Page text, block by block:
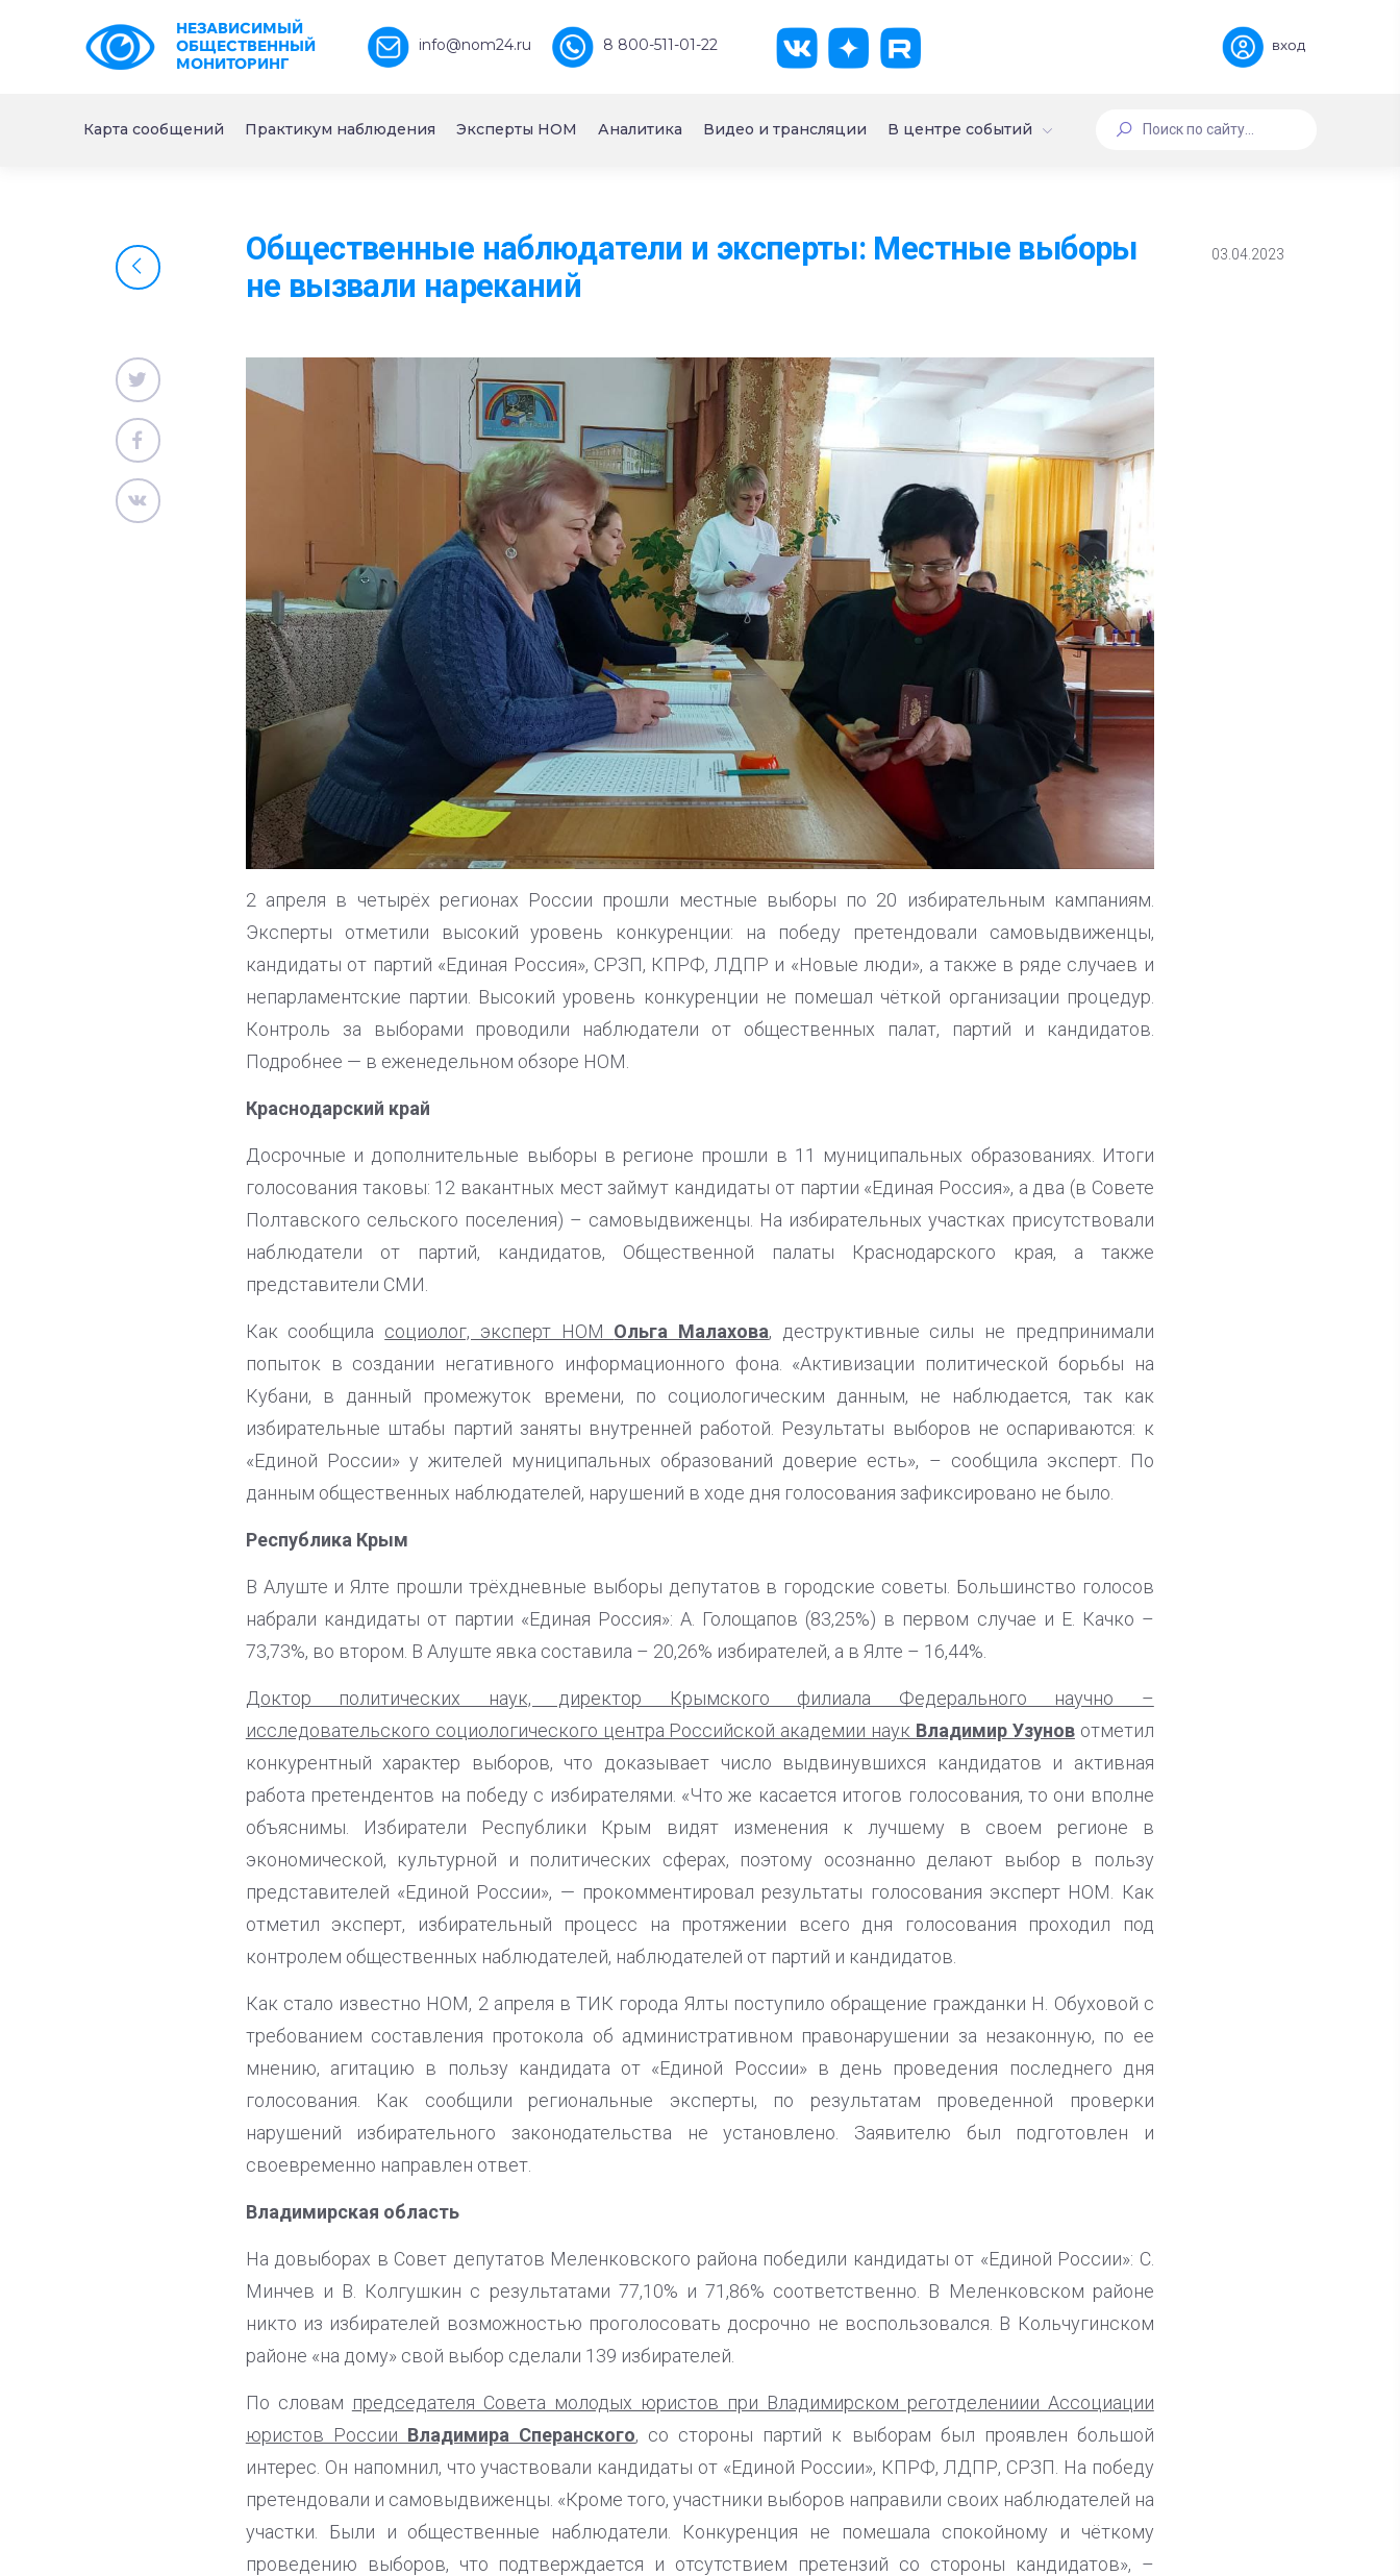
НЕЗАВИСИМЫЙ
ОБЩЕСТВЕННЫЙ
МОНИТОРИНГ
info@nom24.ru 8 800-511-01-22 вход
Карта сообщений Практикум наблюдения Эксперты НОМ Аналитика Видео и трансляции В центре событий
Общественные наблюдатели и эксперты: Местные выборы
не вызвали нареканий
03.04.2023
2 апреля в четырёх регионах России прошли местные выборы по 20 избирательным кампаниям.
Эксперты отметили высокий уровень конкуренции: на победу претендовали самовыдвиженцы,
кандидаты от партий «Единая Россия», СРЗП, КПРФ, ЛДПР и «Новые люди», а также в ряде случаев и
непарламентские партии. Высокий уровень конкуренции не помешал чёткой организации процедур.
Контроль за выборами проводили наблюдатели от общественных палат, партий и кандидатов.
Подробнее — в еженедельном обзоре НОМ.
Краснодарский край
Досрочные и дополнительные выборы в регионе прошли в 11 муниципальных образованиях. Итоги
голосования таковы: 12 вакантных мест займут кандидаты от партии «Единая Россия», а два (в Совете
Полтавского сельского поселения) – самовыдвиженцы. На избирательных участках присутствовали
наблюдатели от партий, кандидатов, Общественной палаты Краснодарского края, а также
представители СМИ.
Как сообщила социолог, эксперт НОМ Ольга Малахова, деструктивные силы не предпринимали
попыток в создании негативного информационного фона. «Активизации политической борьбы на
Кубани, в данный промежуток времени, по социологическим данным, не наблюдается, так как
избирательные штабы партий заняты внутренней работой. Результаты выборов не оспариваются: к
«Единой России» у жителей муниципальных образований доверие есть», – сообщила эксперт. По
данным общественных наблюдателей, нарушений в ходе дня голосования зафиксировано не было.
Республика Крым
В Алуште и Ялте прошли трёхдневные выборы депутатов в городские советы. Большинство голосов
набрали кандидаты от партии «Единая Россия»: А. Голощапов (83,25%) в первом случае и Е. Качко –
73,73%, во втором. В Алуште явка составила – 20,26% избирателей, а в Ялте – 16,44%.
Доктор политических наук, директор Крымского филиала Федерального научно –
исследовательского социологического центра Российской академии наук Владимир Узуновотметил
конкурентный характер выборов, что доказывает число выдвинувшихся кандидатов и активная
работа претендентов на победу с избирателями. «Что же касается итогов голосования, то они вполне
объяснимы. Избиратели Республики Крым видят изменения к лучшему в своем регионе в
экономической, культурной и политических сферах, поэтому осознанно делают выбор в пользу
представителей «Единой России», — прокомментировал результаты голосования эксперт НОМ. Как
отметил эксперт, избирательный процесс на протяжении всего дня голосования проходил под
контролем общественных наблюдателей, наблюдателей от партий и кандидатов.
Как стало известно НОМ, 2 апреля в ТИК города Ялты поступило обращение гражданки Н. Обуховой с
требованием составления протокола об административном правонарушении за незаконную, по ее
мнению, агитацию в пользу кандидата от «Единой России» в день проведения последнего дня
голосования. Как сообщили региональные эксперты, по результатам проведенной проверки
нарушений избирательного законодательства не установлено. Заявителю был подготовлен и
своевременно направлен ответ.
Владимирская область
На довыборах в Совет депутатов Меленковского района победили кандидаты от «Единой России»: С.
Минчев и В. Колгушкин с результатами 77,10% и 71,86% соответственно. В Меленковском районе
никто из избирателей возможностью проголосовать досрочно не воспользовался. В Кольчугинском
районе «на дому» свой выбор сделали 139 избирателей.
По словам председателя Совета молодых юристов при Владимирском реготделениии Ассоциации
юристов России Владимира Сперанского, со стороны партий к выборам был проявлен большой
интерес. Он напомнил, что участвовали кандидаты от «Единой России», КПРФ, ЛДПР, СРЗП. На победу
претендовали и самовыдвиженцы. «Кроме того, участники выборов направили своих наблюдателей на
участки. Были и общественные наблюдатели. Конкуренция не помешала спокойному и чёткому
проведению выборов, что подтверждается и отсутствием претензий со стороны кандидатов», –